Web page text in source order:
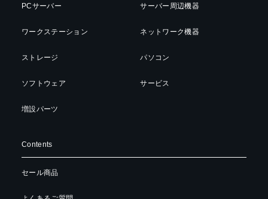
PCサーバー
ワークステーション
ストレージ
ソフトウェア
増設パーツ
サーバー周辺機器
ネットワーク機器
パソコン
サービス
Contents
セール商品